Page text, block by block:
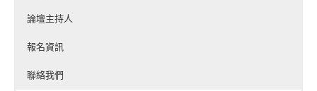
論壇主持人
報名資訊
聯絡我們